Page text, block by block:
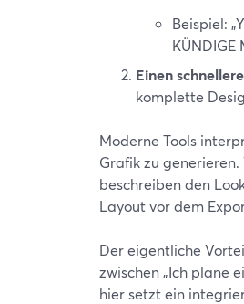
Beispiel:
KÜNDIGE
Einen
komplette
Moderne Tools
Grafik zu
beschreiben den
Layout vor dem
Der eigentliche
zwischen „Ich plane
hier setzt ein